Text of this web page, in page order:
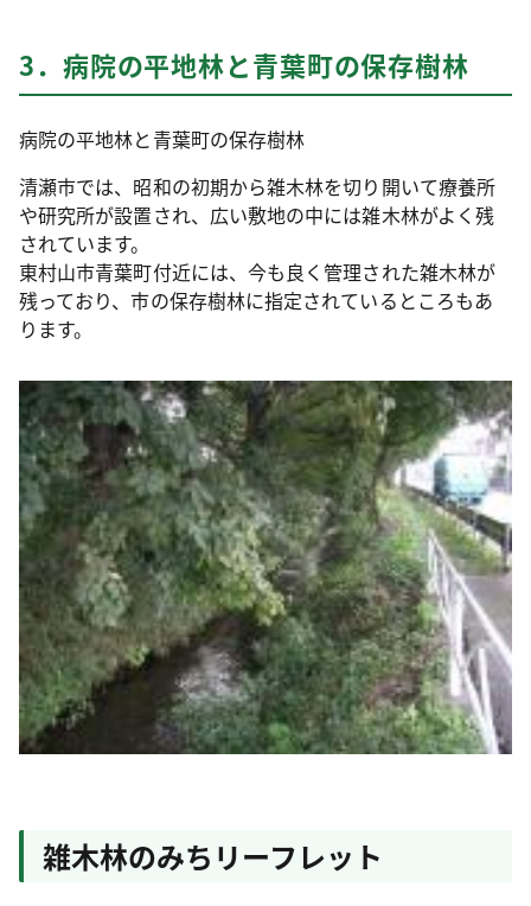
3．病院の平地林と青葉町の保存樹林
病院の平地林と青葉町の保存樹林
清瀬市では、昭和の初期から雑木林を切り開いて療養所
や研究所が設置され、広い敷地の中には雑木林がよく残
されています。
東村山市青葉町付近には、今も良く管理された雑木林が
残っており、市の保存樹林に指定されているところもあ
ります。
雑木林のみちリーフレット